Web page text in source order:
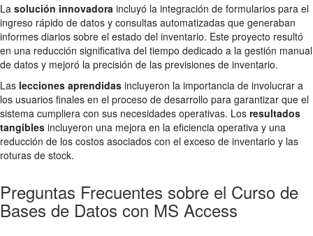
La solución innovadora incluyó la integración de formularios para el
ingreso rápido de datos y consultas automatizadas que generaban
informes diarios sobre el estado del inventario. Este proyecto resultó
en una reducción significativa del tiempo dedicado a la gestión manual
de datos y mejoró la precisión de las previsiones de inventario.
Las lecciones aprendidas incluyeron la importancia de involucrar a
los usuarios finales en el proceso de desarrollo para garantizar que el
sistema cumpliera con sus necesidades operativas. Los resultados
tangibles incluyeron una mejora en la eficiencia operativa y una
reducción de los costos asociados con el exceso de inventario y las
roturas de stock.
Preguntas Frecuentes sobre el Curso de
Bases de Datos con MS Access